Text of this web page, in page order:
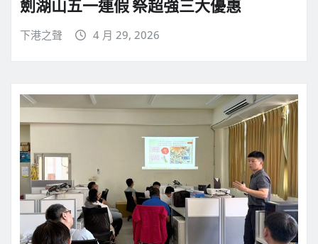
劍湖山五一連假 祭超強三大優惠
下港之聲 4 月 29, 2026